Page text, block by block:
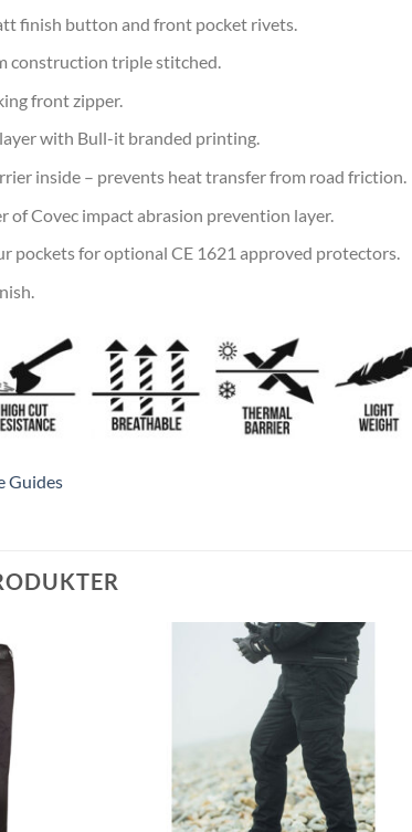
finish button and front pocket rivets.
construction triple stitched.
front zipper.
with Bull-it branded printing.
inside – prevents heat transfer from road friction.
of Covec impact abrasion prevention layer.
pockets for optional CE 1621 approved protectors.
Guides